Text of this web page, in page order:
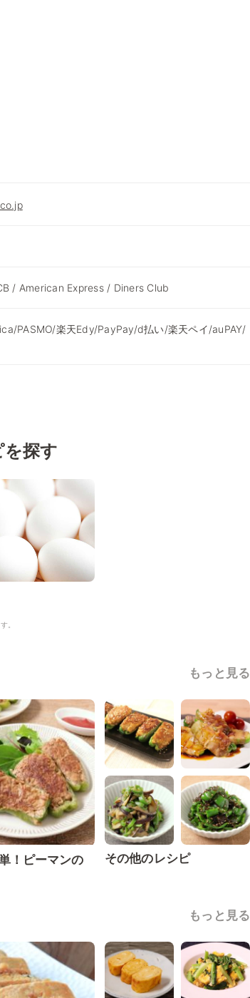
/ American Express / Diners Club
PASMO/楽天Edy/PayPay/d払い/楽天ペイ/auPAY/
探す
。
もっと見る
！ピーマンの
その他のレシピ
もっと見る